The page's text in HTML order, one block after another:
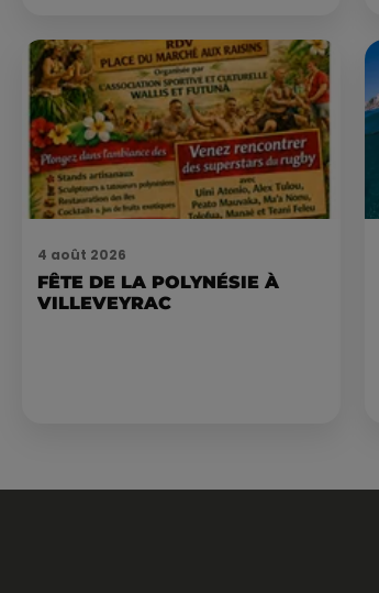
4 août 2026
FÊTE DE LA POLYNÉSIE À
VILLEVEYRAC